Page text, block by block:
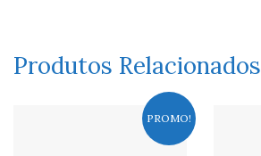
Produtos Relacionados
PROMO!